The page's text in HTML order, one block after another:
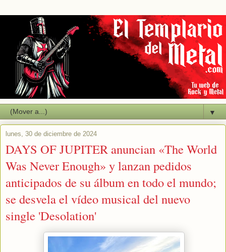
▼
lunes, 30 de diciembre de 2024
DAYS OF JUPITER anuncian «The World
Was Never Enough» y lanzan pedidos
anticipados de su álbum en todo el mundo;
se desvela el vídeo musical del nuevo
single 'Desolation'